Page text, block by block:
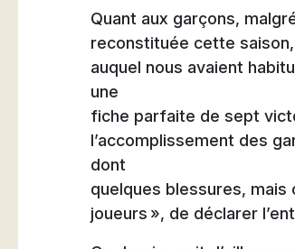
Quant aux garçons,
reconstituée cette
auquel nous avaient
une
fiche parfaite de sept
l’accomplissement des
dont
quelques blessures,
joueurs », de déclarer